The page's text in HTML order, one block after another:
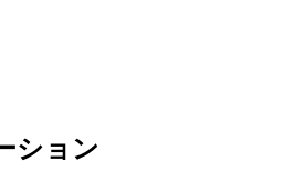
ション